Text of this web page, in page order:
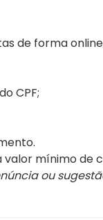
de forma
CPF;
mínimo de
ou